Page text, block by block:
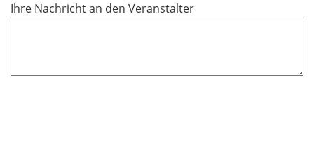
Ihre Nachricht an den Veranstalter